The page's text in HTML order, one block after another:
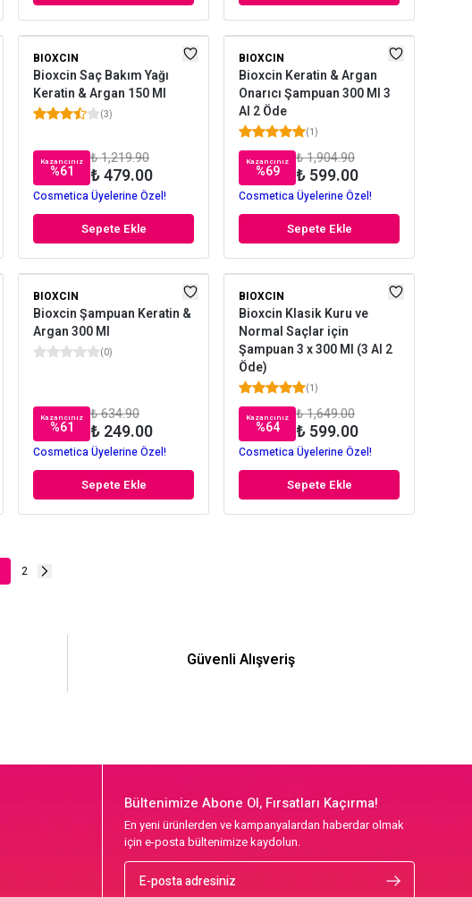
BIOXCIN
Bioxcin Saç Bakım Yağı
Keratin & Argan 150 Ml
(3)
Kazancınız
%61
₺ 1,219.90
₺ 479.00
Cosmetica Üyelerine Özel!
Sepete Ekle
BIOXCIN
Bioxcin Keratin & Argan
Onarıcı Şampuan 300 Ml 3
Al 2 Öde
(1)
Kazancınız
%69
₺ 1,904.90
₺ 599.00
Cosmetica Üyelerine Özel!
Sepete Ekle
BIOXCIN
Bioxcin Şampuan Keratin &
Argan 300 Ml
(0)
Kazancınız
%61
₺ 634.90
₺ 249.00
Cosmetica Üyelerine Özel!
Sepete Ekle
BIOXCIN
Bioxcin Klasik Kuru ve
Normal Saçlar için
Şampuan 3 x 300 Ml (3 Al 2
Öde)
(1)
Kazancınız
%64
₺ 1,649.00
₺ 599.00
Cosmetica Üyelerine Özel!
Sepete Ekle
2
Güvenli Alışveriş
Bültenimize Abone Ol, Fırsatları Kaçırma!
En yeni ürünlerden ve kampanyalardan haberdar olmak
için e-posta bültenimize kaydolun.